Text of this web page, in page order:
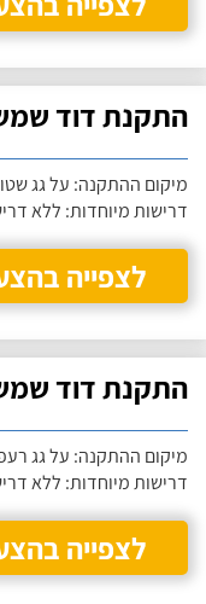
התקנת דוד שמש
מיקום ההתקנה: על גג
דרישות מיוחדות: ללא
לצפייה
התקנת דוד שמש
מיקום ההתקנה: על גג
דרישות מיוחדות: ללא
לצפייה